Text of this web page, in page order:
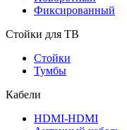
Фиксированный
Стойки для ТВ
Стойки
Тумбы
Кабели
HDMI-HDMI